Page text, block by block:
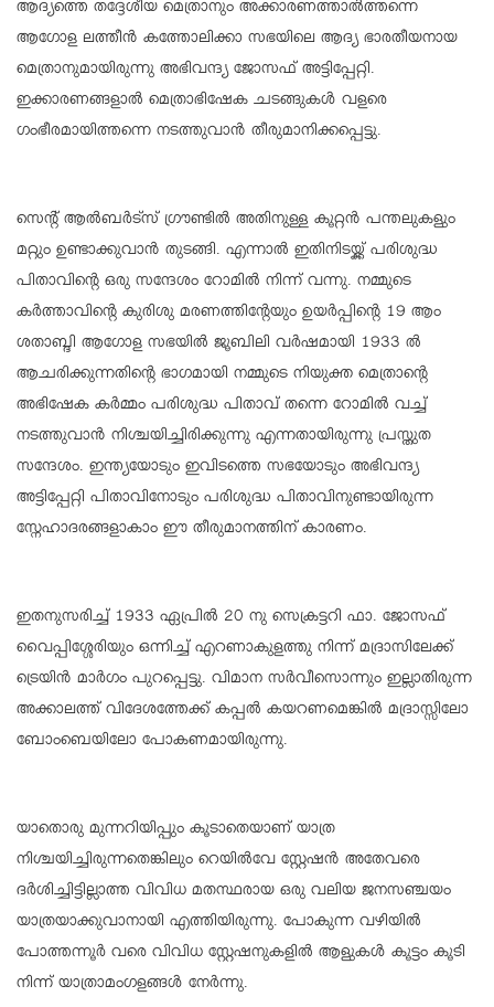
ആദ്യത്തെ തദ്ദേശീയ മെത്രാനും അക്കാരണത്താൽത്തന്നെ
ആഗോള ലത്തീൻ കത്തോലിക്കാ സഭയിലെ ആദ്യ ഭാരതീയനായ
മെത്രാനുമായിരുന്നു അഭിവന്ദ്യ ജോസഫ് അട്ടിപ്പേറ്റി.
ഇക്കാരണങ്ങളാൽ മെത്രാഭിഷേക ചടങ്ങുകൾ വളരെ
ഗംഭീരമായിത്തന്നെ നടത്തുവാൻ തീരുമാനിക്കപ്പെട്ടു.
സെന്റ് ആൽബർട്സ് ഗ്രൗണ്ടിൽ അതിനുള്ള കൂറ്റൻ പന്തലുകളും
മറ്റും ഉണ്ടാക്കുവാൻ തുടങ്ങി. എന്നാൽ ഇതിനിടയ്ക്ക് പരിശുദ്ധ
പിതാവിന്റെ ഒരു സന്ദേശം റോമിൽ നിന്ന് വന്നു. നമ്മുടെ
കർത്താവിന്റെ കുരിശു മരണത്തിന്റേയും ഉയർപ്പിന്റെ 19 ആം
ശതാബ്ദി ആഗോള സഭയിൽ ജൂബിലി വർഷമായി 1933 ൽ
ആചരിക്കുന്നതിന്റെ ഭാഗമായി നമ്മുടെ നിയുക്ത മെത്രാന്റെ
അഭിഷേക കർമ്മം പരിശുദ്ധ പിതാവ് തന്നെ റോമിൽ വച്ച്
നടത്തുവാൻ നിശ്ചയിച്ചിരിക്കുന്നു എന്നതായിരുന്നു പ്രസ്തുത
സന്ദേശം. ഇന്ത്യയോടും ഇവിടത്തെ സഭയോടും അഭിവന്ദ്യ
അട്ടിപ്പേറ്റി പിതാവിനോടും പരിശുദ്ധ പിതാവിനുണ്ടായിരുന്ന
സ്നേഹാദരങ്ങളാകാം ഈ തീരുമാനത്തിന് കാരണം.
ഇതനുസരിച്ച് 1933 ഏപ്രിൽ 20 നു സെക്രട്ടറി ഫാ. ജോസഫ്
വൈപ്പിശ്ശേരിയും ഒന്നിച്ച് എറണാകുളത്തു നിന്ന് മദ്രാസിലേക്ക്
ട്രെയിൻ മാർഗം പുറപ്പെട്ടു. വിമാന സർവീസൊന്നും ഇല്ലാതിരുന്ന
അക്കാലത്ത് വിദേശത്തേക്ക് കപ്പൽ കയറണമെങ്കിൽ മദ്രാസ്സിലോ
ബോംബെയിലോ പോകണമായിരുന്നു.
യാതൊരു മുന്നറിയിപ്പും കൂടാതെയാണ് യാത്ര
നിശ്ചയിച്ചിരുന്നതെങ്കിലും റെയിൽവേ സ്റ്റേഷൻ അതേവരെ
ദർശിച്ചിട്ടില്ലാത്ത വിവിധ മതസ്ഥരായ ഒരു വലിയ ജനസഞ്ചയം
യാത്രയാക്കുവാനായി എത്തിയിരുന്നു. പോകുന്ന വഴിയിൽ
പോത്തന്നൂർ വരെ വിവിധ സ്റ്റേഷനുകളിൽ ആളുകൾ കൂട്ടം കൂടി
നിന്ന് യാത്രാമംഗളങ്ങൾ നേർന്നു.